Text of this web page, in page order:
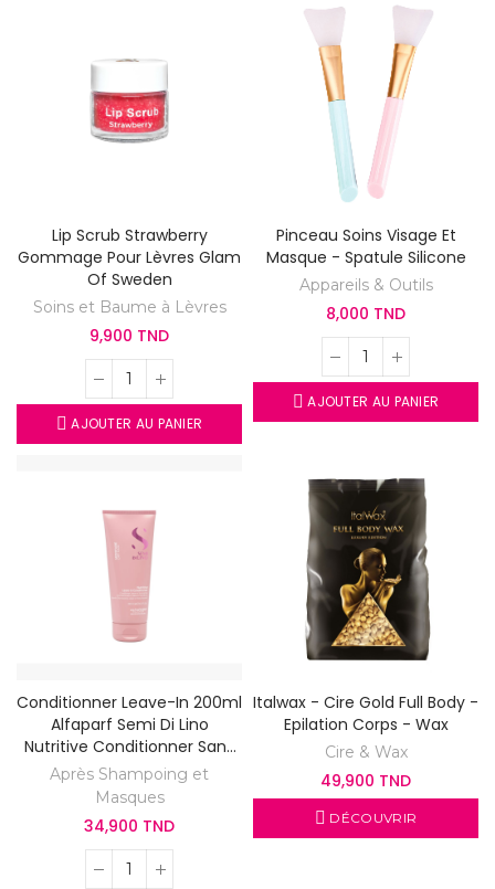
Lip Scrub Strawberry
Gommage Pour Lèvres Glam
Of Sweden
Soins et Baume à Lèvres
9,900 TND
AJOUTER AU PANIER
Pinceau Soins Visage Et
Masque - Spatule Silicone
Appareils & Outils
8,000 TND
AJOUTER AU PANIER
Conditionner Leave-In 200ml
Alfaparf Semi Di Lino
Nutritive Conditionner Sans
Rinçage
Après Shampoing et
Masques
34,900 TND
Italwax - Cire Gold Full Body -
Epilation Corps - Wax
Cire & Wax
49,900 TND
DÉCOUVRIR